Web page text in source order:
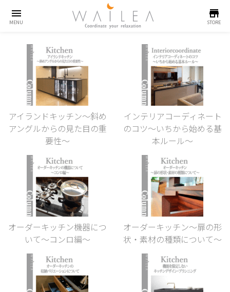
menu
MENU
store
STORE
アイランドキッチン～斜め
アングルからの見た目の重
要性～
インテリアコーディネート
のコツ～いちから始める基
本ルール～
オーダーキッチン機器につ
いて～コンロ編～
オーダーキッチン〜扉の形
状・素材の種類について〜